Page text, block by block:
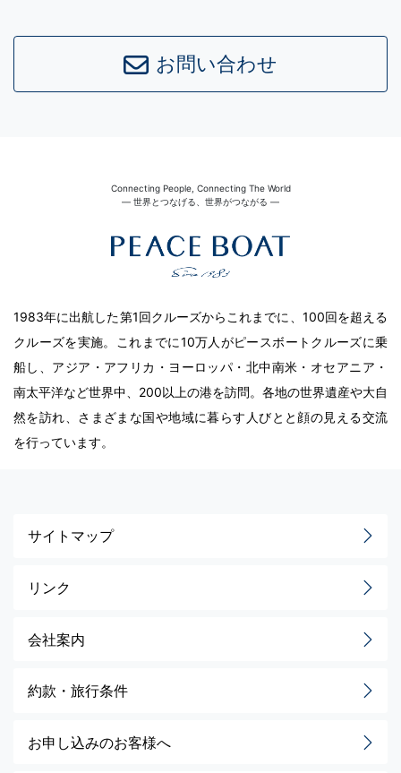
お問い合わせ
Connecting People, Connecting The World
― 世界とつなげる、世界がつながる ―
1983年に出航した第1回クルーズからこれまでに、100回を超える
クルーズを実施。これまでに10万人がピースボートクルーズに乗
船し、アジア・アフリカ・ヨーロッパ・北中南米・オセアニア・
南太平洋など世界中、200以上の港を訪問。各地の世界遺産や大自
然を訪れ、さまざまな国や地域に暮らす人びとと顔の見える交流
を行っています。
サイトマップ
リンク
会社案内
約款・旅行条件
お申し込みのお客様へ